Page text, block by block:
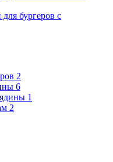
бургеров с
2
6
1
2